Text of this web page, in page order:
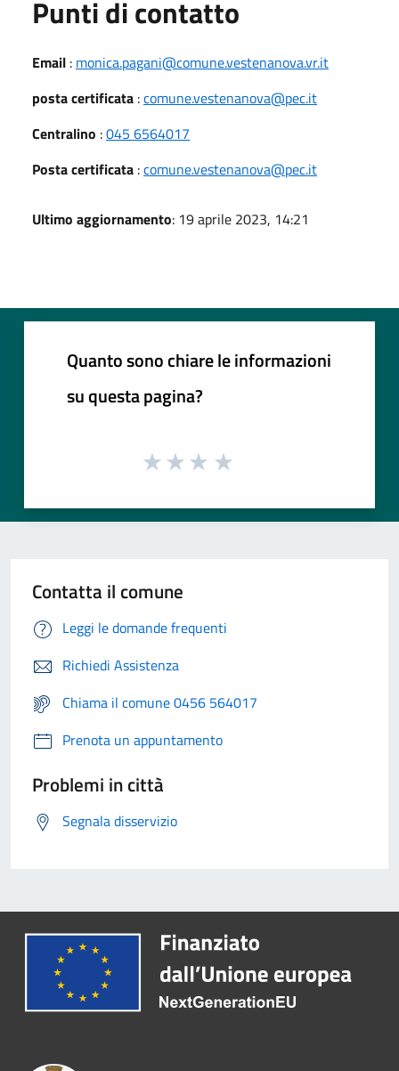
Punti di contatto
Email : monica.pagani@comune.vestenanova.vr.it
posta certificata :comune.vestenanova@pec.it
Centralino :045 6564017
Posta certificata :comune.vestenanova@pec.it
Ultimo aggiornamento: 19 aprile 2023, 14:21
Quanto sono chiare le informazioni
su questa pagina?
Contatta il comune
Leggi le domande frequenti
Richiedi Assistenza
Chiama il comune 0456 564017
Prenota un appuntamento
Problemi in città
Segnala disservizio